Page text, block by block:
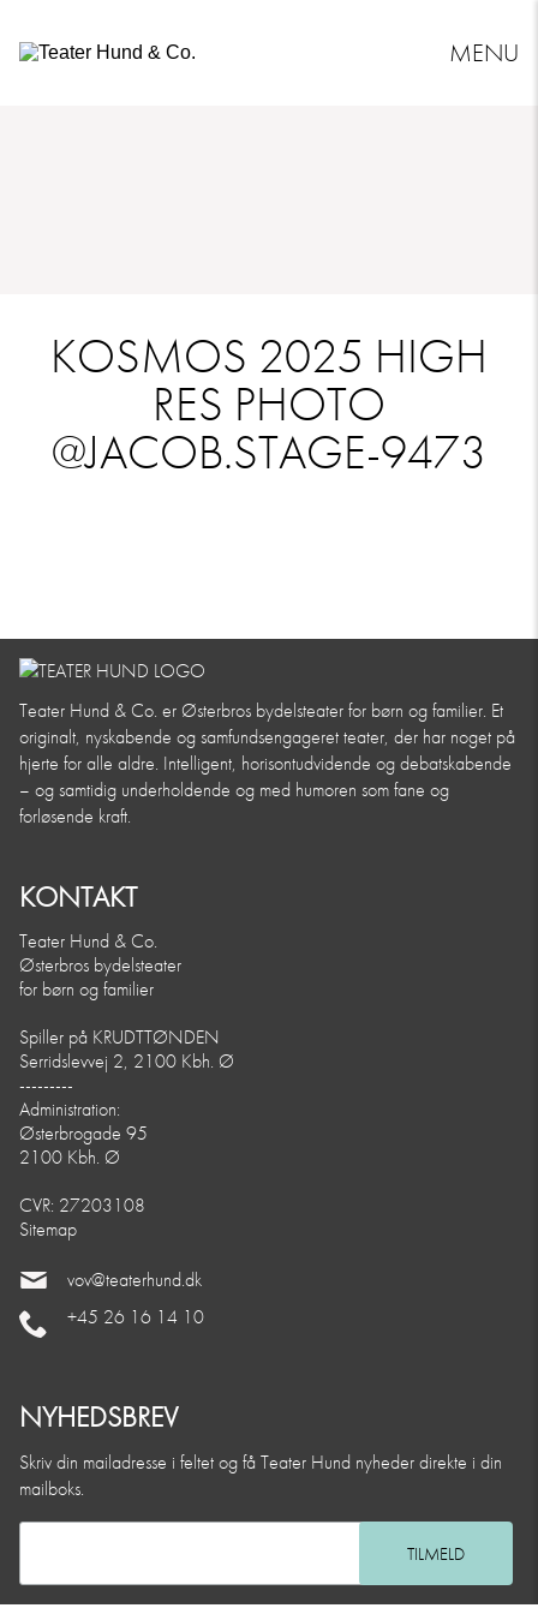
Teater
MENU
KOSMOS 2025 HIGH
RES PHOTO
@JACOB.STAGE-9473
Teater Hund & Co. er Østerbros bydelsteater for børn og familier. Et
originalt, nyskabende og samfundsengageret teater, der har noget på
hjerte for alle aldre. Intelligent, horisontudvidende og debatskabende
– og samtidig underholdende og med humoren som fane og
forløsende kraft.
KONTAKT
Teater Hund & Co.
Østerbros bydelsteater
for børn og familier
Spiller på KRUDTTØNDEN
Serridslevvej 2, 2100 Kbh. Ø
---------
Administration:
Østerbrogade 95
2100 Kbh. Ø
CVR: 27203108
Sitemap
vov@teaterhund.dk
+45 26 16 14 10
NYHEDSBREV
Skriv din mailadresse i feltet og få Teater Hund nyheder direkte i din
mailboks.